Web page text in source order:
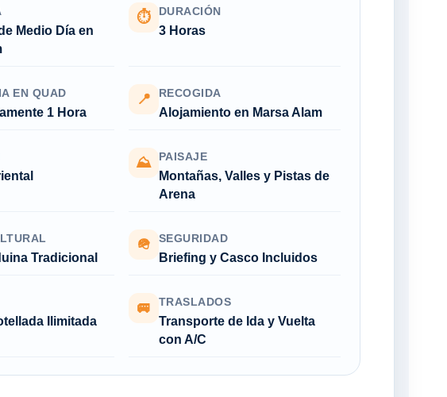
Medio Día en
⏱ DURACIÓN
3 Horas
EN QUAD
1 Hora
📍 RECOGIDA
Alojamiento en Marsa Alam
⛰ PAISAJE
Montañas, Valles y Pistas de
Arena
Tradicional
🪖 SEGURIDAD
Briefing y Casco Incluidos
Ilimitada
🚐 TRASLADOS
Transporte de Ida y Vuelta
con A/C